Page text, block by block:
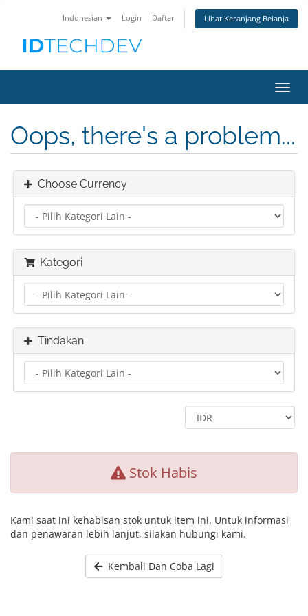
Indonesian Login Daftar Lihat Keranjang Belanja
Oops, there's a problem...
Choose Currency
Kategori
Tindakan
Stok Habis
Kami saat ini kehabisan stok untuk item ini. Untuk informasi
dan penawaran lebih lanjut, silakan hubungi kami.
Kembali Dan Coba Lagi